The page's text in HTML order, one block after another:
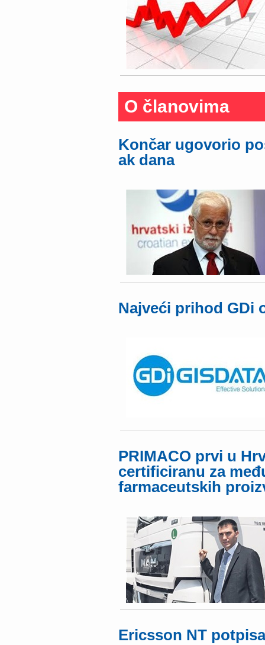
O članovima
Končar ugovorio
ak dana
Najveći prihod GDi
PRIMACO prvi u
certificiranu za
farmaceutskih
Ericsson NT